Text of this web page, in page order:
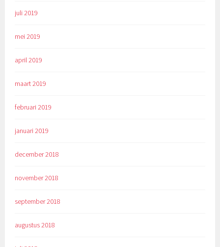
juli 2019
mei 2019
april 2019
maart 2019
februari 2019
januari 2019
december 2018
november 2018
september 2018
augustus 2018